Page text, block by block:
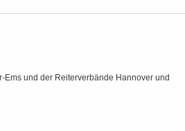
Ems und der Reiterverbände Hannover und